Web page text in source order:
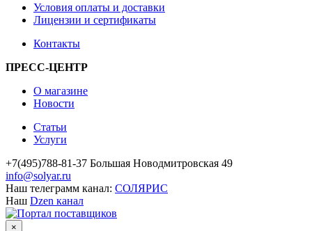
Условия оплаты и доставки
Лицензии и сертификаты
Контакты
ПРЕСС-ЦЕНТР
О магазине
Новости
Статьи
Услуги
+7(495)788-81-37 Большая Новодмитровская 49
info@solyar.ru
Наш телеграмм канал: СОЛЯРИС
Наш Dzen канал
×